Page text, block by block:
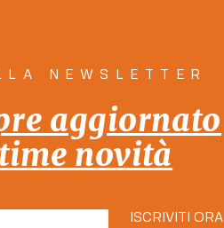
NEWSLETTER
aggiornato
novità
ISCRIVITI ORA